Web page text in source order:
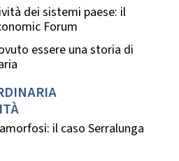
dei sistemi paese: il
Forum
essere una storia di
il caso Serralunga